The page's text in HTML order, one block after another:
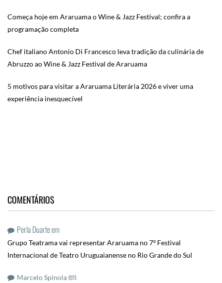
Começa hoje em Araruama o Wine & Jazz Festival; confira a
programação completa
Chef italiano Antonio Di Francesco leva tradição da culinária de
Abruzzo ao Wine & Jazz Festival de Araruama
5 motivos para visitar a Araruama Literária 2026 e viver uma
experiência inesquecível
COMENTÁRIOS
Perla Duarteem
Grupo Teatrama vai representar Araruama no 7º Festival
Internacional de Teatro Uruguaianense no Rio Grande do Sul
Marcelo Spinolaem